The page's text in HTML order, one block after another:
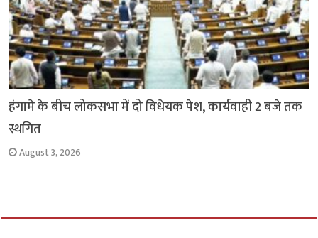
हंगामे के बीच लोकसभा में दो विधेयक पेश, कार्यवाही 2 बजे तक
स्थगित
August 3, 2026